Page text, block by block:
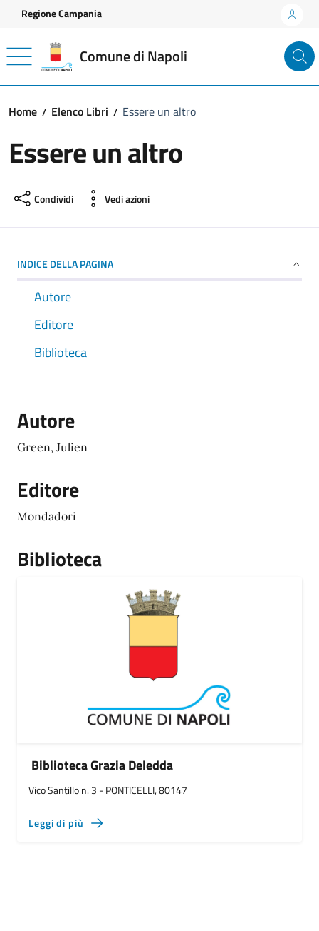
Vai ai contenuti
Vai al footer
Regione Campania
Comune di Napoli
Home Elenco Libri Essere un altro
Essere un altro
Condividi Vedi azioni
INDICE DELLA PAGINA
Autore
Editore
Biblioteca
Autore
Green, Julien
Editore
Mondadori
Biblioteca
Biblioteca Grazia Deledda
Vico Santillo n. 3 - PONTICELLI, 80147
Leggi di più